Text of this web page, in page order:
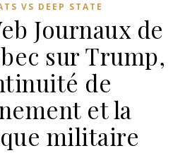
VS DEEP STATE
Journaux de
sur Trump,
de
et la
militaire